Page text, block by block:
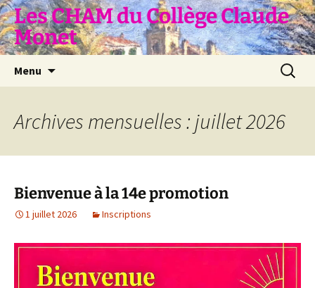
Aller
au
contenu
Les CHAM du Collège Claude
Monet
Menu
Archives mensuelles : juillet 2026
Bienvenue à la 14e promotion
1 juillet 2026 Inscriptions